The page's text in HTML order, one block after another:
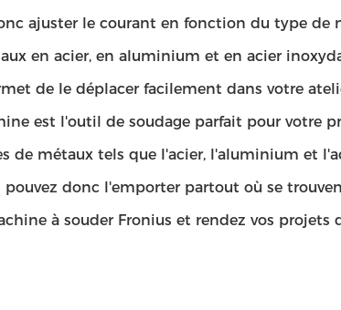
ajuster le courant en fonction du type de
en acier, en aluminium et en acier
de le déplacer facilement dans votre
est l'outil de soudage parfait pour votre
de métaux tels que l'acier, l'aluminium et
pouvez donc l'emporter partout où se
à souder Fronius et rendez vos projets